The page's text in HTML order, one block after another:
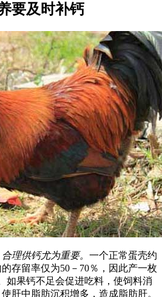
要及时补钙
理供钙尤为重要。 一个正常蛋壳约
存留率仅为50－70％，因此产一枚
如果钙不足会促进吃料，使饲料消
肝中脂肪沉积增多，造成脂肪肝。